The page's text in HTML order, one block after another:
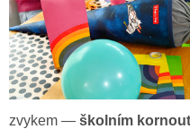
zvykem — školním